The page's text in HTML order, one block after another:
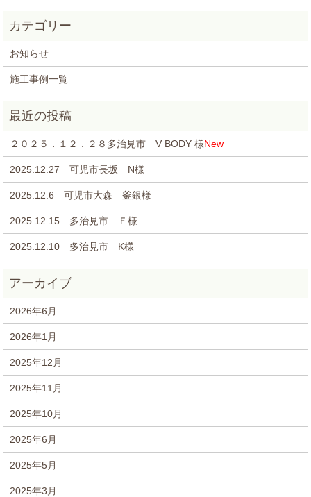
お知らせ
施工事例一覧
２０２５．１２．２８多治見市 V BODY 様New
2025.12.27 可児市長坂 N様
2025.12.6 可児市大森 釜銀様
2025.12.15 多治見市 Ｆ様
2025.12.10 多治見市 K様
2026年6月
2026年1月
2025年12月
2025年11月
2025年10月
2025年6月
2025年5月
2025年3月